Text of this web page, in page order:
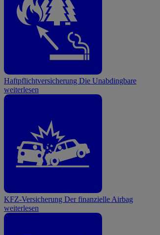
Haftpflichtversicherung Die Unabdingbare
weiterlesen
KFZ-Versicherung Der finanzielle Airbag
weiterlesen